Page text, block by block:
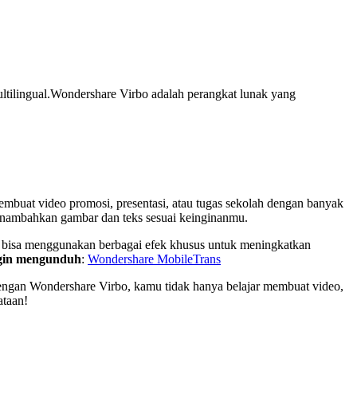
Virbo adalah perangkat lunak yang
video promosi, presentasi, atau tugas sekolah dengan banyak
gambar dan teks sesuai keinginanmu.
menggunakan berbagai efek khusus untuk meningkatkan
mengunduh: Wondershare MobileTrans
Wondershare Virbo, kamu tidak hanya belajar membuat video,